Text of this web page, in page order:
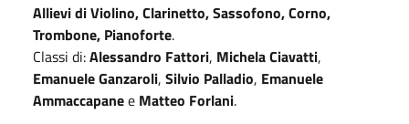
Allievi di Violino, Clarinetto, Sassofono, Corno,
Trombone, Pianoforte.
Classi di:Alessandro Fattori, Michela Ciavatti,
Emanuele Ganzaroli, Silvio Palladio, Emanuele
Ammaccapanee Matteo Forlani.